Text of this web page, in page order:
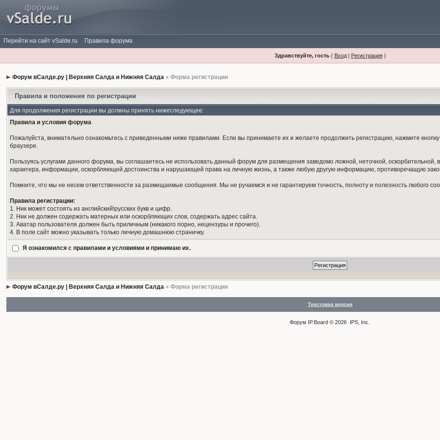
Перейти на сайт vSalde.ru Правила форума
Здравствуйте, гость( Вход| Регистрация)
Форум вСалде.ру | Верхняя Салда и Нижняя Салда » Форма регистрации
Правила и положения по регистрации
Для продолжения регистрации вы должны принять нижеследующее:
Правила и условия форума
Пожалуйста, внимательно ознакомьтесь с приведенными ниже правилами. Если вы принимаете их и желаете продолжить регистрацию, нажмите
браузере.
Пользуясь услугами данного форума, вы соглашаетесь не использовать данный форум для размещения заведомо ложной, неточной,
характера, информации, оскорбляющей достоинства и нарушающей права на личную жизнь, а также любую другую информацию, противоречащую
Помните, что мы не несем ответственности за размещаемые сообщения. Мы не ручаемся и не гарантируем точность, полноту и полезность любого
Правила регистрации:
1. Ник может состоять из английский\русских букв и цифр.
2. Ник не должен содержать матерных или оскорбляющих слов, содержать адрес сайта.
3. Аватар пользователя должен быть приличным (никакого порно, нецензуры и прочего).
4. В поле сайт можно указывать только личную домашнюю страничку.
Я ознакомился с правилами и условиями и принимаю их.
Форум вСалде.ру | Верхняя Салда и Нижняя Салда » Форма регистрации
Текстовая версия
Форум IP.Board © 2026 IPS, Inc